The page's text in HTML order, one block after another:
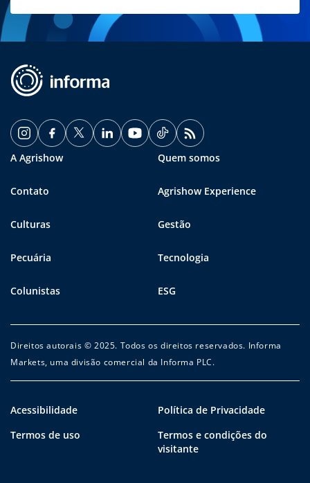
A Agrishow Quem somos
Contato Agrishow Experience
Culturas Gestão
Pecuária Tecnologia
Colunistas ESG
Direitos autorais © 2025. Todos os direitos reservados. Informa
Markets, uma divisão comercial da Informa PLC.
Acessibilidade
Política de Privacidade
Termos de uso
Termos e condições do
visitante